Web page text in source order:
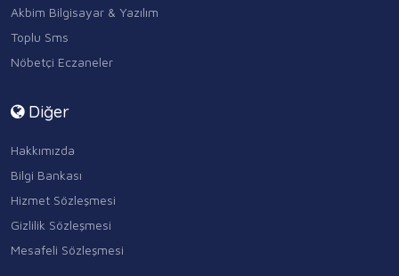
Akbim Bilgisayar & Yazılım
Toplu Sms
Nöbetçi Eczaneler
Diğer
Hakkımızda
Bilgi Bankası
Hizmet Sözleşmesi
Gizlilik Sözleşmesi
Mesafeli Sözleşmesi